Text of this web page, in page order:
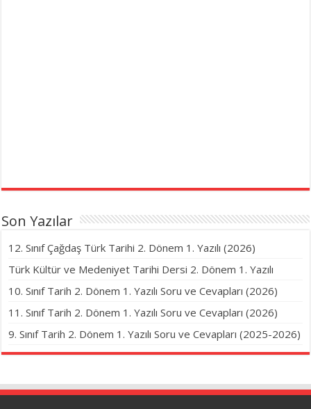
Son Yazılar
12. Sınıf Çağdaş Türk Tarihi 2. Dönem 1. Yazılı (2026)
Türk Kültür ve Medeniyet Tarihi Dersi 2. Dönem 1. Yazılı
10. Sınıf Tarih 2. Dönem 1. Yazılı Soru ve Cevapları (2026)
11. Sınıf Tarih 2. Dönem 1. Yazılı Soru ve Cevapları (2026)
9. Sınıf Tarih 2. Dönem 1. Yazılı Soru ve Cevapları (2025-2026)